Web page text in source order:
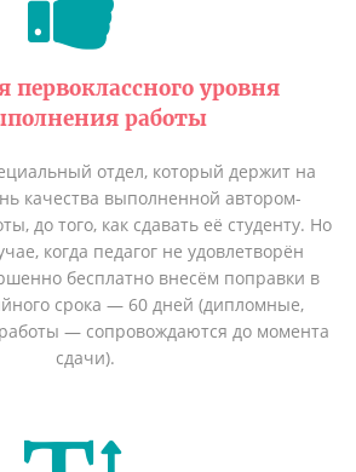
первоклассного уровня
работы
отдел, который держит на
качества выполненной автором-
до того, как сдавать её студенту. Но
когда педагог не удовлетворён
бесплатно внесём поправки в
срока — 60 дней (дипломные,
— сопровождаются до момента
сдачи).